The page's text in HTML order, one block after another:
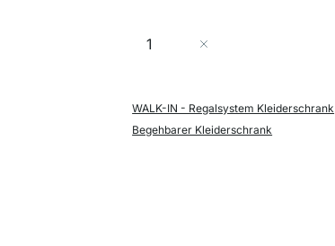
Menge
WALK-IN - Regalsystem Kleiderschrank
Begehbarer Kleiderschrank